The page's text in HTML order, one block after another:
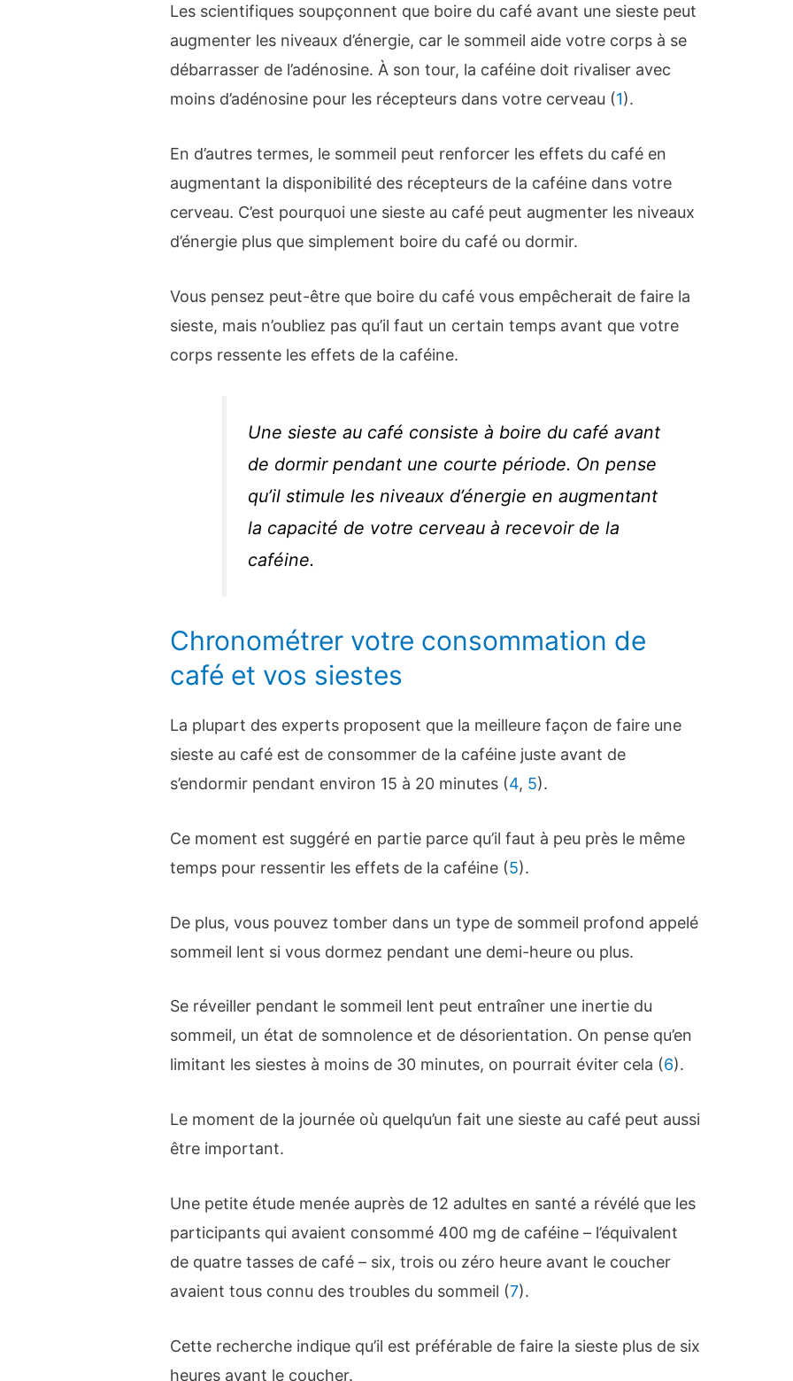
Les scientifiques soupçonnent que boire du café avant une sieste peut
augmenter les niveaux d’énergie, car le sommeil aide votre corps à se
débarrasser de l’adénosine. À son tour, la caféine doit rivaliser avec
moins d’adénosine pour les récepteurs dans votre cerveau (1).
En d’autres termes, le sommeil peut renforcer les effets du café en
augmentant la disponibilité des récepteurs de la caféine dans votre
cerveau. C’est pourquoi une sieste au café peut augmenter les niveaux
d’énergie plus que simplement boire du café ou dormir.
Vous pensez peut-être que boire du café vous empêcherait de faire la
sieste, mais n’oubliez pas qu’il faut un certain temps avant que votre
corps ressente les effets de la caféine.
Une sieste au café consiste à boire du café avant
de dormir pendant une courte période. On pense
qu’il stimule les niveaux d’énergie en augmentant
la capacité de votre cerveau à recevoir de la
caféine.
Chronométrer votre consommation de
café et vos siestes
La plupart des experts proposent que la meilleure façon de faire une
sieste au café est de consommer de la caféine juste avant de
s’endormir pendant environ 15 à 20 minutes (4, 5).
Ce moment est suggéré en partie parce qu’il faut à peu près le même
temps pour ressentir les effets de la caféine (5).
De plus, vous pouvez tomber dans un type de sommeil profond appelé
sommeil lent si vous dormez pendant une demi-heure ou plus.
Se réveiller pendant le sommeil lent peut entraîner une inertie du
sommeil, un état de somnolence et de désorientation. On pense qu’en
limitant les siestes à moins de 30 minutes, on pourrait éviter cela (6).
Le moment de la journée où quelqu’un fait une sieste au café peut aussi
être important.
Une petite étude menée auprès de 12 adultes en santé a révélé que les
participants qui avaient consommé 400 mg de caféine – l’équivalent
de quatre tasses de café – six, trois ou zéro heure avant le coucher
avaient tous connu des troubles du sommeil (7).
Cette recherche indique qu’il est préférable de faire la sieste plus de six
heures avant le coucher.